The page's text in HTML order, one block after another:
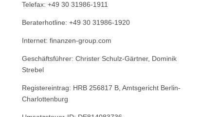
Telefax: +49 30 31986-1911
Beraterhotline: +49 30 31986-1920
Internet: finanzen-group.com
Geschäftsführer: Christer Schulz-Gärtner, Dominik
Strebel
Registereintrag: HRB 256817 B, Amtsgericht Berlin-
Charlottenburg